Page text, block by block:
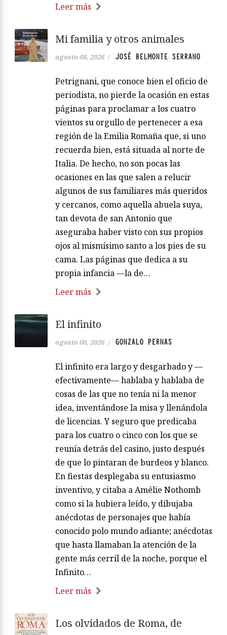
Leer más
Mi familia y otros animales
agosto 08, 2026 / JOSÉ BELMONTE SERRANO
Petrignani, que conoce bien el oficio de
periodista, no pierde la ocasión en estas
páginas para proclamar a los cuatro
vientos su orgullo de pertenecer a esa
región de la Emilia Romaña que, si uno
recuerda bien, está situada al norte de
Italia. De hecho, no son pocas las
ocasiones en las que salen a relucir
algunos de sus familiares más queridos
y cercanos, como aquella abuela suya,
tan devota de san Antonio que
aseguraba haber visto con sus propios
ojos al mismísimo santo a los pies de su
cama. Las páginas que dedica a su
propia infancia —la de…
Leer más
El infinito
agosto 08, 2026 / GONZALO PERNAS
El infinito era largo y desgarbado y —
efectivamente— hablaba y hablaba de
cosas de las que no tenía ni la menor
idea, inventándose la misa y llenándola
de licencias. Y seguro que predicaba
para los cuatro o cinco con los que se
reunía detrás del casino, justo después
de que lo pintaran de burdeos y blanco.
En fiestas desplegaba su entusiasmo
inventivo, y citaba a Amélie Nothomb
como si la hubiera leído, y dibujaba
anécdotas de personajes que había
conocido polo mundo adiante; anécdotas
que hasta llamaban la atención de la
gente más cerril de la noche, porque el
Infinito…
Leer más
Los olvidados de Roma, de